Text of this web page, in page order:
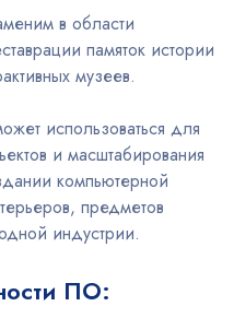
в области
памяток истории
музеев.
использоваться для
и масштабирования
компьютерной
предметов
индустрии.
ПО: